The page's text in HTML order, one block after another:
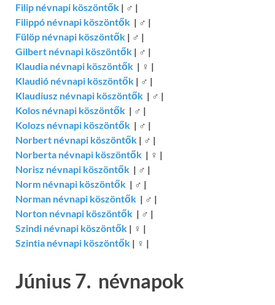
Filip névnapi köszöntők | ♂ |
Filippó névnapi köszöntők | ♂ |
Fülöp névnapi köszöntők | ♂ |
Gilbert névnapi köszöntők | ♂ |
Klaudia névnapi köszöntők | ♀ |
Klaudió névnapi köszöntők | ♂ |
Klaudiusz névnapi köszöntők | ♂ |
Kolos névnapi köszöntők | ♂ |
Kolozs névnapi köszöntők | ♂ |
Norbert névnapi köszöntők | ♂ |
Norberta névnapi köszöntők | ♀ |
Norisz névnapi köszöntők | ♂ |
Norm névnapi köszöntők | ♂ |
Norman névnapi köszöntők | ♂ |
Norton névnapi köszöntők | ♂ |
Szindi névnapi köszöntők | ♀ |
Szintia névnapi köszöntők | ♀ |
Június 7. névnapok